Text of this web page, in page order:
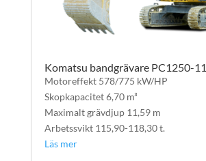
Komatsu bandgrävare PC1250-11
Motoreffekt 578/775 kW/HP
Skopkapacitet 6,70 m³
Maximalt grävdjup 11,59 m
Arbetssvikt 115,90-118,30 t.
Läs mer